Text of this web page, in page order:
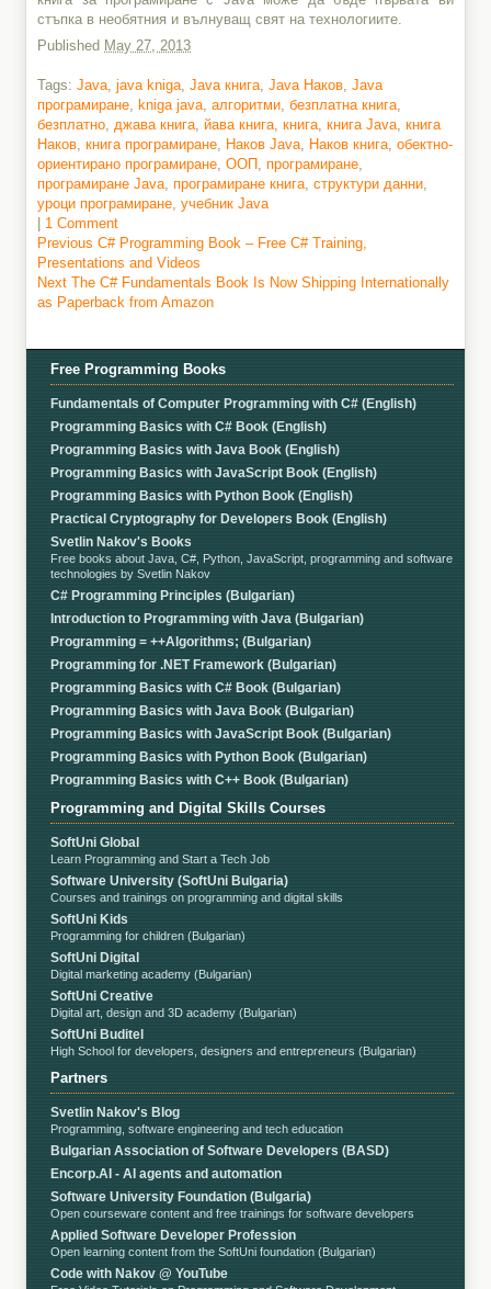
стъпка в необятния и вълнуващ свят на технологиите.
Published May 27, 2013
Tags:Java ,java kniga ,Java книга ,Java Наков ,Java
програмиране ,kniga java ,алгоритми ,безплатна книга
безплатно джава книга ,йава книга ,книга ,книга Java ,книга
Наков ,книга програмиране Наков Java Наков книга ,обектно-
ориентирано програмиране ,ООП ,програмиране
програмиране Java ,програмиране книга ,структури данни
уроци програмиране ,учебник Java
| 1 Comment
Post
navigation
Previous Previous
post:
C# Programming Book – Free C# Training,
Presentations and Videos
Next Next
post:
The C# Fundamentals Book Is Now Shipping Internationally
as Paperback from Amazon
Free Programming Books
Fundamentals of Computer Programming with C# (English)
Programming Basics with C# Book (English)
Programming Basics with Java Book (English)
Programming Basics with JavaScript Book (English)
Programming Basics with Python Book (English)
Practical Cryptography for Developers Book (English)
Svetlin Nakov's Books
Free books about Java, C#, Python, JavaScript, programming and software
technologies by Svetlin Nakov
C# Programming Principles (Bulgarian)
Introduction to Programming with Java (Bulgarian)
Programming = ++Algorithms; (Bulgarian)
Programming for .NET Framework (Bulgarian)
Programming Basics with C# Book (Bulgarian)
Programming Basics with Java Book (Bulgarian)
Programming Basics with JavaScript Book (Bulgarian)
Programming Basics with Python Book (Bulgarian)
Programming Basics with C++ Book (Bulgarian)
Programming and Digital Skills Courses
SoftUni Global
Learn Programming and Start a Tech Job
Software University (SoftUni Bulgaria)
Courses and trainings on programming and digital skills
SoftUni Kids
Programming for children (Bulgarian)
SoftUni Digital
Digital marketing academy (Bulgarian)
SoftUni Creative
Digital art, design and 3D academy (Bulgarian)
SoftUni Buditel
High School for developers, designers and entrepreneurs (Bulgarian)
Partners
Svetlin Nakov's Blog
Programming, software engineering and tech education
Bulgarian Association of Software Developers (BASD)
Encorp.AI - AI agents and automation
Software University Foundation (Bulgaria)
Open courseware content and free trainings for software developers
Applied Software Developer Profession
Open learning content from the SoftUni foundation (Bulgarian)
Code with Nakov @ YouTube